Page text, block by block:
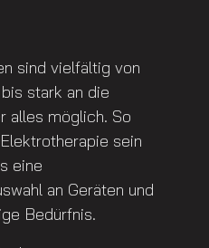
sind vielfältig von
stark an die
alles möglich. So
sein
eine
an Geräten und
Bedürfnis.